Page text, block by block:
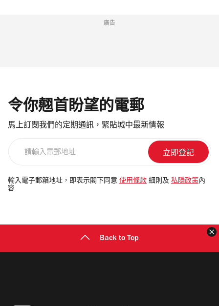
廣告
令你翹首盼望的電郵
馬上訂閱我們的定期通訊，緊貼城中最新情報
電
郵
輸入電子郵箱地址，即表示閣下同意 使用條款 細則及 私隱政策 內
容
Back to Top